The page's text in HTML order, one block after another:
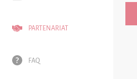
PARTENARIAT
FAQ